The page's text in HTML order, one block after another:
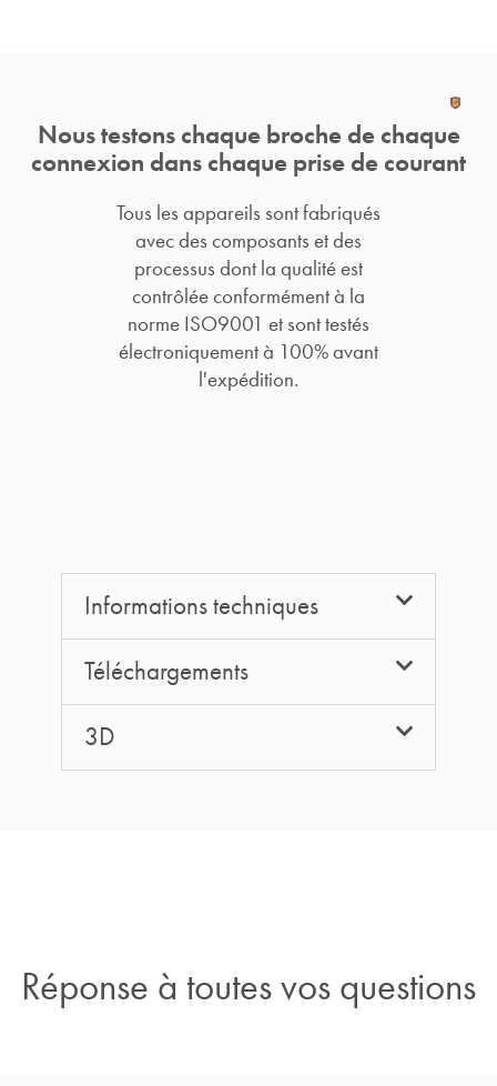
Nous testons chaque broche de chaque
connexion dans chaque prise de courant
Tous les appareils sont fabriqués
avec des composants et des
processus dont la qualité est
contrôlée conformément à la
norme ISO9001 et sont testés
électroniquement à 100% avant
l'expédition.
Informations techniques
Téléchargements
3D
Réponse à toutes vos questions